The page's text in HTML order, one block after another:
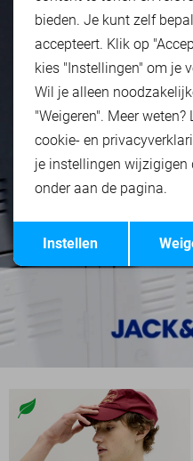
Terug
bieden. Je kunt zelf
accepteert. Klik op
kies "Instellingen" om je
Wil je alleen
"Weigeren". Meer weten?
cookie- en
je instellingen wijzigigen
onder aan de pagina.
Instellen